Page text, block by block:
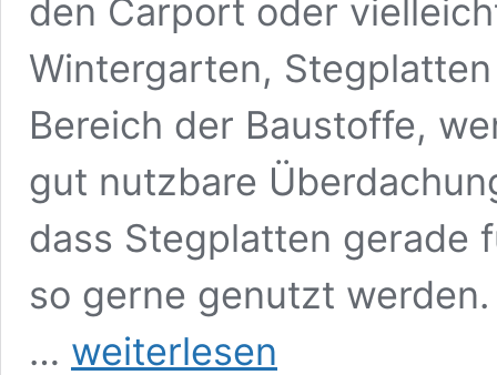
den Carport oder
Wintergarten,
Bereich der Baustoffe,
gut nutzbare
dass Stegplatten gerade
so gerne genutzt
…
Stegplatten
kann
weiterlesen